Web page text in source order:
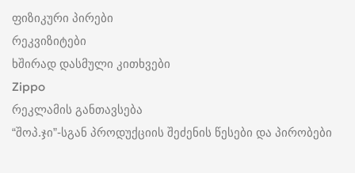
ფიზიკური პირები
რეკვიზიტები
ხშირად დასმული კითხვები
Zippo
რეკლამის განთავსება
“შოპ.ჯი”-სგან პროდუქციის შეძენის წესები და პირობები